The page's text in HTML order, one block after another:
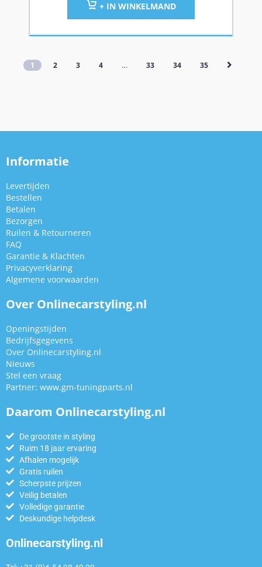
+ IN WINKELMAND
1 2 3 4 … 33 34 35
Informatie
Levertijden
Bestellen
Betalen
Bezorgen
Ruilen & Retourneren
FAQ
Garantie & Klachten
Privacyverklaring
Algemene voorwaarden
Over Onlinecarstyling.nl
Openingstijden
Bedrijfsgegevens
Over Onlinecarstyling.nl
Nieuws
Stel een vraag
Partner: www.gm-tuningparts.nl
Daarom Onlinecarstyling.nl
De grootste in styling
Ruim 18 jaar ervaring
Afhalen mogelijk
Gratis ruilen
Scherpste prijzen
Veilig betalen
Volledige garantie
Deskundige helpdesk
Onlinecarstyling.nl